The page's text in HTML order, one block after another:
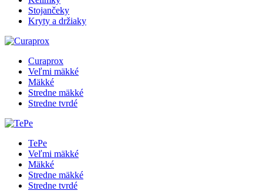
Stojančeky
Kryty a držiaky
Curaprox
Veľmi mäkké
Mäkké
Stredne mäkké
Stredne tvrdé
TePe
Veľmi mäkké
Mäkké
Stredne mäkké
Stredne tvrdé